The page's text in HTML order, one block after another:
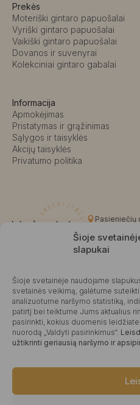
Šioje
slapukai
Šioje svetainėje naudojame
svetainės veikimą, galėtume
analizuotume naršymo statistiką,
patirtį bei teiktume Jums aktualius
pasirinkti, kokius duomenis
nuorodą „Valdyti pasirinkimus“.
užtikrinti geriausią naršymo ir
Prekės
Moteriški gintaro papuošalai
Vyriški gintaro papuošalai
Vaikiški gintaro papuošalai
Dovanos ir suvenyrai
Kolekciniai gintaro gabalai
Informacija
Apmokėjimas
Pristatymas ir grąžinimas
Sąlygos ir taisyklės
Akcijų taisyklės
Privatumo politika
Pasieniečių
Kalvaitė
Produktų įvertinimas